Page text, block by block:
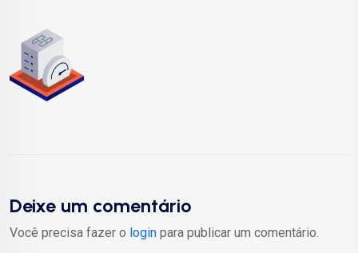
Deixe um comentário
Você precisa fazer o login para publicar um comentário.